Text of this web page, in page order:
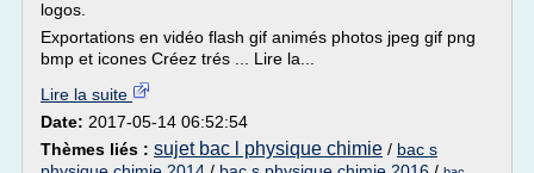
logos.
Exportations en vidéo flash gif animés photos jpeg gif png
bmp et icones Créez trés ... Lire la...
Lire la suite
Date: 2017-05-14 06:52:54
Thèmes liés : sujet bac l physique chimie / bac s